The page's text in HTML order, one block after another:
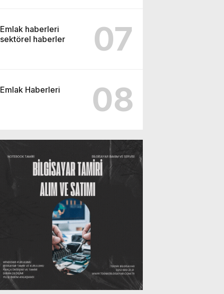
Emlak haberleri
sektörel haberler
07
Emlak Haberleri 08